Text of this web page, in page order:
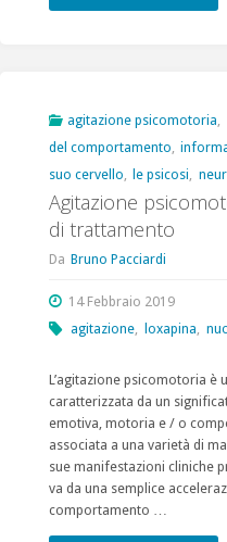
articolo
agitazione psicomotoria
del comportamento
suo cervello
le psicosi
Agitazione
di trattamento
Da Bruno Pacciardi
14 Febbraio 2019
agitazione
loxapina
L’agitazione psicomotoria è
caratterizzata da un
emotiva, motoria e / o
associata a una varietà di
sue manifestazioni cliniche
va da una semplice
comportamento …